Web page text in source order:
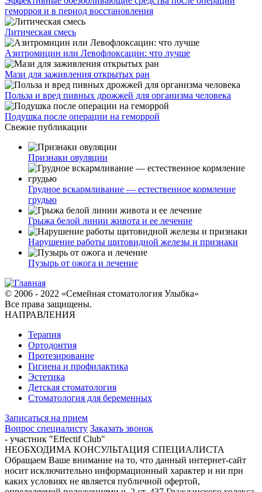
геморроя и в период восстановления
Литическая смесь
Азитромицин или Левофлоксацин: что лучше
Мази для заживления открытых ран
Польза и вред пивных дрожжей для организма человека
Подушка после операции на геморрой
Свежие публикации
Признаки овуляции
Грудное вскармливание — естественное кормление
грудью
Грыжа белой линии живота и ее лечение
Нарушение работы щитовидной железы и признаки
Пузырь от ожога и лечение
© 2006 - 2022 «Семейная стоматология Улыбка»
Все права защищены.
НАПРАВЛЕНИЯ
Терапия
Ортодонтия
Протезирование
Гигиена и профилактика
Эстетика
Детская стоматология
Стоматология для беременных
Записаться на прием
Вопрос специалисту Заказать звонок
- участник "Effectif Club"
НЕОБХОДИМА КОНСУЛЬТАЦИЯ СПЕЦИАЛИСТА
Обращаем Ваше внимание на то, что данный интернет-сайт
носит исключительно информационный характер и ни при
каких условиях не является публичной офертой,